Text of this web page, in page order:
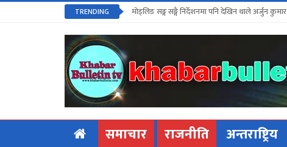
TRENDING मोड्लिङ सङ्ग सङ्गै निर्देशनमा पनि देखिन थाले अर्जुन कुमार
समाचार राजनीति अन्तराष्ट्रिय